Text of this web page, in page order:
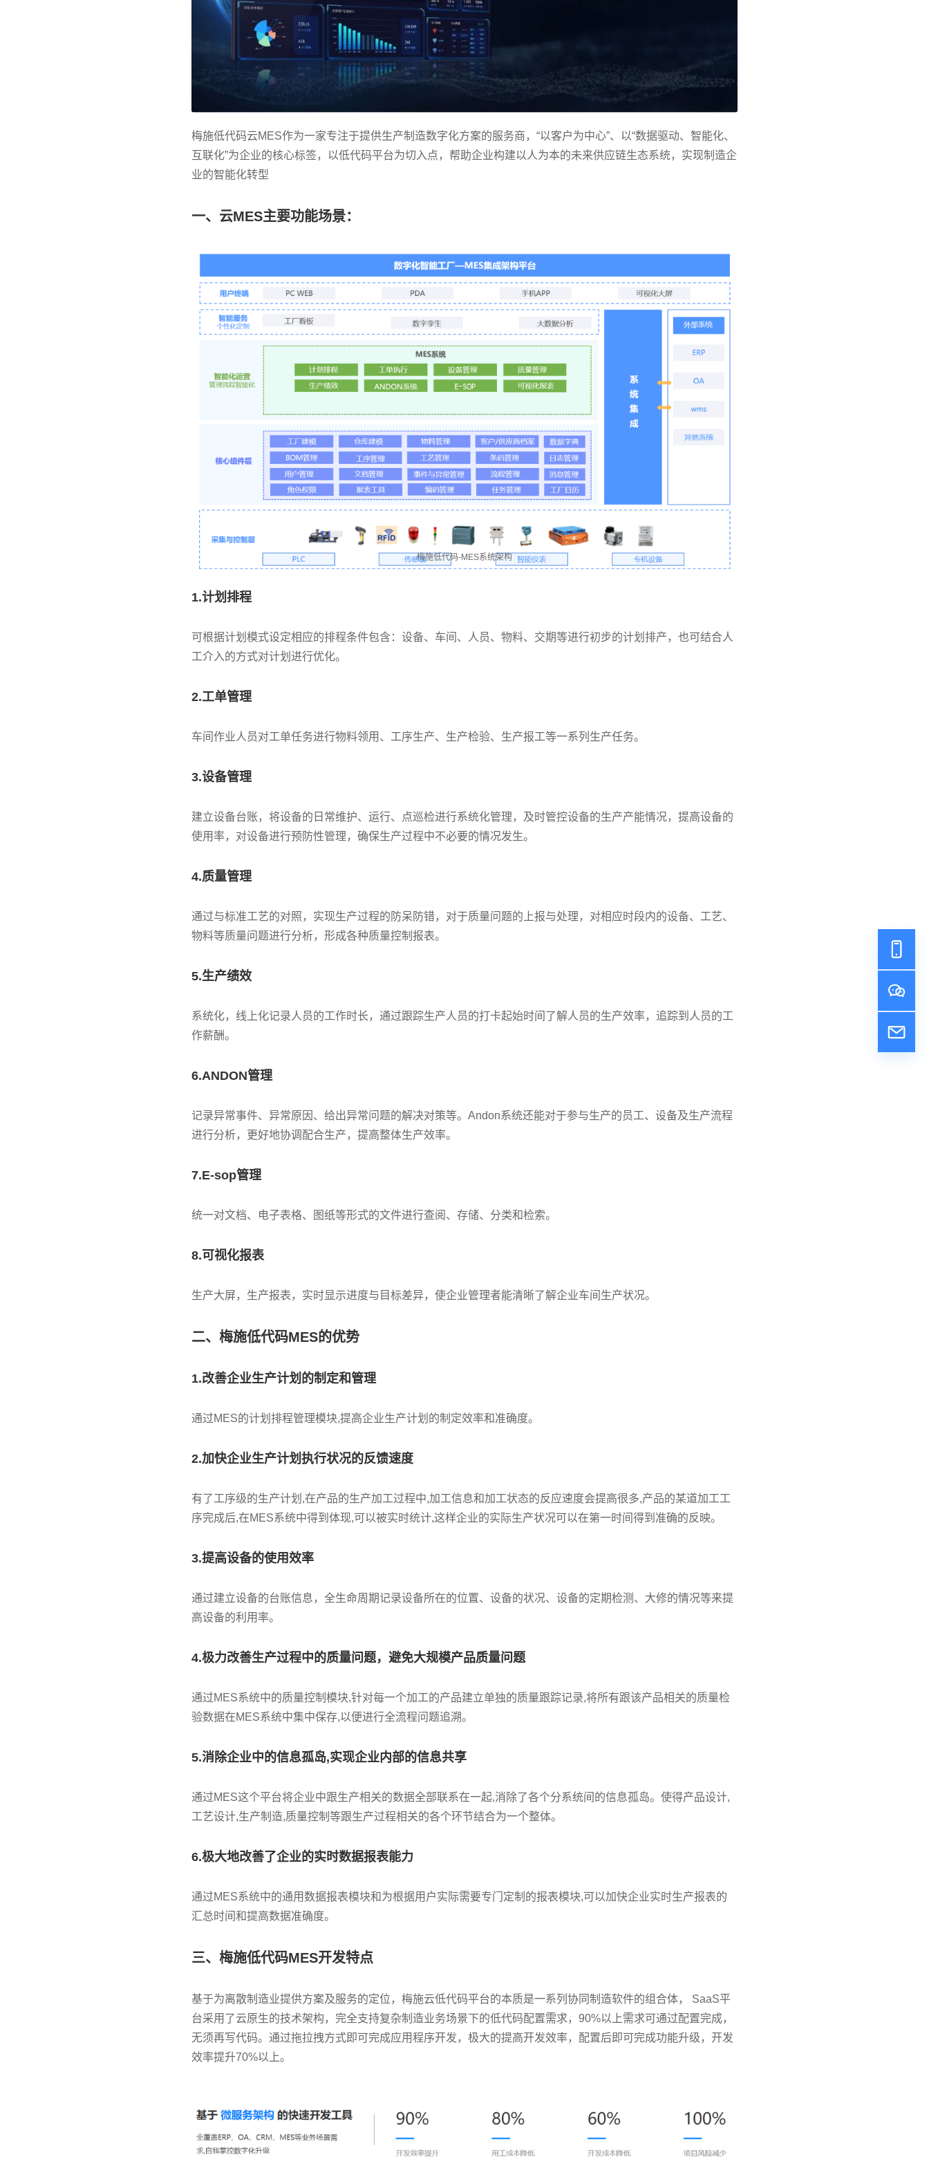
梅施低代码云MES作为一家专注于提供生产制造数字化方案的服务商，“以客户为中心”、以“数据驱动、智能化、
互联化”为企业的核心标签，以低代码平台为切入点，帮助企业构建以人为本的未来供应链生态系统，实现制造企
业的智能化转型
一、云MES主要功能场景：
梅施低代码-MES系统架构
1.计划排程
可根据计划模式设定相应的排程条件包含：设备、车间、人员、物料、交期等进行初步的计划排产，也可结合人
工介入的方式对计划进行优化。
2.工单管理
车间作业人员对工单任务进行物料领用、工序生产、生产检验、生产报工等一系列生产任务。
3.设备管理
建立设备台账，将设备的日常维护、运行、点巡检进行系统化管理，及时管控设备的生产产能情况，提高设备的
使用率，对设备进行预防性管理，确保生产过程中不必要的情况发生。
4.质量管理
通过与标准工艺的对照，实现生产过程的防呆防错，对于质量问题的上报与处理，对相应时段内的设备、工艺、
物料等质量问题进行分析，形成各种质量控制报表。
5.生产绩效
系统化，线上化记录人员的工作时长，通过跟踪生产人员的打卡起始时间了解人员的生产效率，追踪到人员的工
作薪酬。
6.ANDON管理
记录异常事件、异常原因、给出异常问题的解决对策等。Andon系统还能对于参与生产的员工、设备及生产流程
进行分析，更好地协调配合生产，提高整体生产效率。
7.E-sop管理
统一对文档、电子表格、图纸等形式的文件进行查阅、存储、分类和检索。
8.可视化报表
生产大屏，生产报表，实时显示进度与目标差异，使企业管理者能清晰了解企业车间生产状况。
二、梅施低代码MES的优势
1.改善企业生产计划的制定和管理
通过MES的计划排程管理模块,提高企业生产计划的制定效率和准确度。
2.加快企业生产计划执行状况的反馈速度
有了工序级的生产计划,在产品的生产加工过程中,加工信息和加工状态的反应速度会提高很多,产品的某道加工工
序完成后,在MES系统中得到体现,可以被实时统计,这样企业的实际生产状况可以在第一时间得到准确的反映。
3.提高设备的使用效率
通过建立设备的台账信息，全生命周期记录设备所在的位置、设备的状况、设备的定期检测、大修的情况等来提
高设备的利用率。
4.极力改善生产过程中的质量问题，避免大规模产品质量问题
通过MES系统中的质量控制模块,针对每一个加工的产品建立单独的质量跟踪记录,将所有跟该产品相关的质量检
验数据在MES系统中集中保存,以便进行全流程问题追溯。
5.消除企业中的信息孤岛,实现企业内部的信息共享
通过MES这个平台将企业中跟生产相关的数据全部联系在一起,消除了各个分系统间的信息孤岛。使得产品设计,
工艺设计,生产制造,质量控制等跟生产过程相关的各个环节结合为一个整体。
6.极大地改善了企业的实时数据报表能力
通过MES系统中的通用数据报表模块和为根据用户实际需要专门定制的报表模块,可以加快企业实时生产报表的
汇总时间和提高数据准确度。
三、梅施低代码MES开发特点
基于为离散制造业提供方案及服务的定位，梅施云低代码平台的本质是一系列协同制造软件的组合体， SaaS平
台采用了云原生的技术架构，完全支持复杂制造业务场景下的低代码配置需求，90%以上需求可通过配置完成，
无须再写代码。通过拖拉拽方式即可完成应用程序开发，极大的提高开发效率，配置后即可完成功能升级，开发
效率提升70%以上。